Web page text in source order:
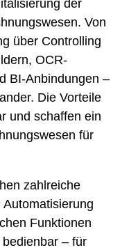
der
Von
über Controlling
OCR-
BI-Anbindungen –
Die Vorteile
und schaffen ein
für
zahlreiche
Funktionen
– für